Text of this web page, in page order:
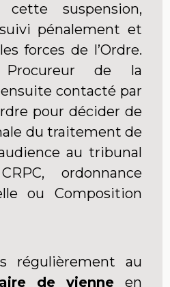
cette suspension,
pénalement et
forces de l’Ordre.
de la
contacté par
pour décider de
du traitement de
au tribunal
ordonnance
ou Composition
régulièrement au
de vienne en